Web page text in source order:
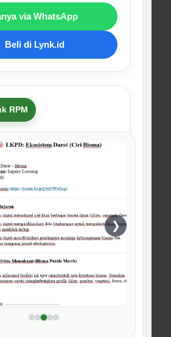
Hayati
Pembelajaran
Rp46.500
guru membahas
tingkat keanekaragaman
flora-fauna, ancaman,
keanekaragaman
beli ini?
untuk membangun
aktivitas, asesmen, dan
yang dapat dijadikan